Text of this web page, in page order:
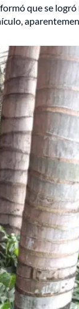
que se